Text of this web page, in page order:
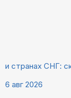
и странах СНГ:
6 авг 2026